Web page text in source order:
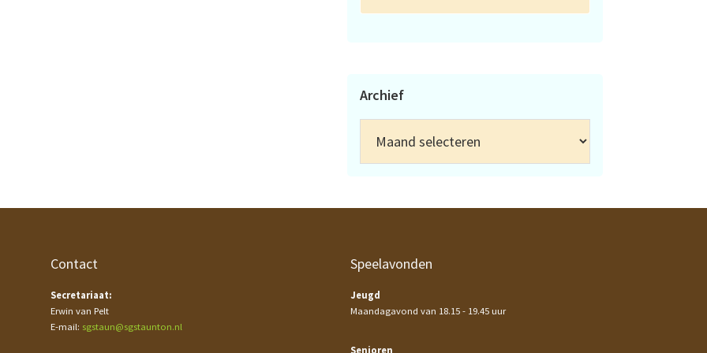
Archief
Contact
Secretariaat:
Erwin van Pelt
E-mail: sgstaun@sgstaunton.nl
Speelavonden
Jeugd
Maandagavond van 18.15 - 19.45 uur
Senioren